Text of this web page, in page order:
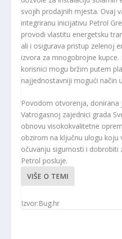
svojih prodajnih mjesta. Ovaj
integriranu inicijativu Petrol
provodi vlastitu energetsku
ali i osigurava pristup zelenoj
izvora za mnogobrojne kupce.
korisnici mogu bržim putem
najjednostavniji mogući način
Povodom otvorenja,
Vatrogasnoj zajednici grada
obnovu visokokvalitetne
obzirom na ključnu ulogu koju
očuvanju sigurnosti i dobrobiti
Petrol posluje.
VIŠE O TEMI
Izvor:Bug.hr